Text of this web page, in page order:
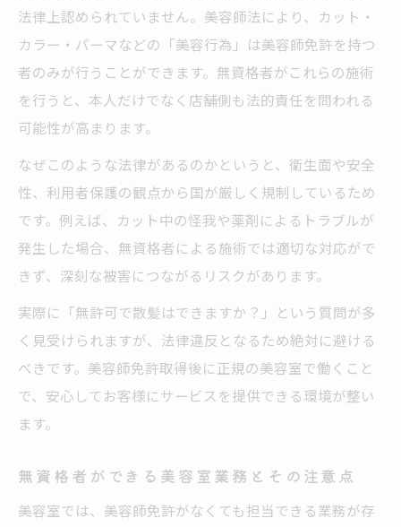
法律上認められていません。美容師法により、カット・
カラー・パーマなどの「美容行為」は美容師免許を持つ
者のみが行うことができます。無資格者がこれらの施術
を行うと、本人だけでなく店舗側も法的責任を問われる
可能性が高まります。
なぜこのような法律があるのかというと、衛生面や安全
性、利用者保護の観点から国が厳しく規制しているため
です。例えば、カット中の怪我や薬剤によるトラブルが
発生した場合、無資格者による施術では適切な対応がで
きず、深刻な被害につながるリスクがあります。
実際に「無許可で散髪はできますか？」という質問が多
く見受けられますが、法律違反となるため絶対に避ける
べきです。美容師免許取得後に正規の美容室で働くこと
で、安心してお客様にサービスを提供できる環境が整い
ます。
無資格者ができる美容室業務とその注意点
美容室では、美容師免許がなくても担当できる業務が存